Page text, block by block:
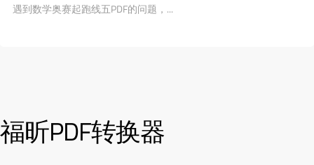
遇到数学奥赛起跑线五PDF的问题，...
福昕PDF转换器